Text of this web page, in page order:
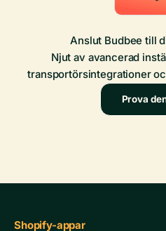
Anslut Budbee till
Njut av avancerad
transportörsintegrationer
Prova
Shopify-appar